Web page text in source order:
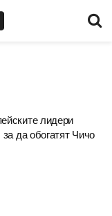
лидери
да обогатят Чичо